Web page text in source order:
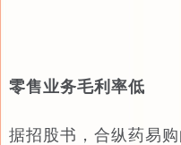
零售业务毛利率低
据招股书，合纵药易